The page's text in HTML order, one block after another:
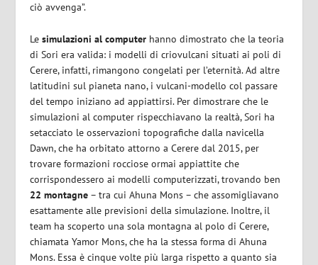
ciò avvenga”.
Lesimulazioni al computer hanno dimostrato che la teoria
di Sori era valida: i modelli di criovulcani situati ai poli di
Cerere, infatti, rimangono congelati per l’eternità. Ad altre
latitudini sul pianeta nano, i vulcani-modello col passare
del tempo iniziano ad appiattirsi. Per dimostrare che le
simulazioni al computer rispecchiavano la realtà, Sori ha
setacciato le osservazioni topografiche dalla navicella
Dawn, che ha orbitato attorno a Cerere dal 2015, per
trovare formazioni rocciose ormai appiattite che
corrispondessero ai modelli computerizzati, trovando ben
22 montagne – tra cui Ahuna Mons – che assomigliavano
esattamente alle previsioni della simulazione. Inoltre, il
team ha scoperto una sola montagna al polo di Cerere,
chiamata Yamor Mons, che ha la stessa forma di Ahuna
Mons. Essa è cinque volte più larga rispetto a quanto sia